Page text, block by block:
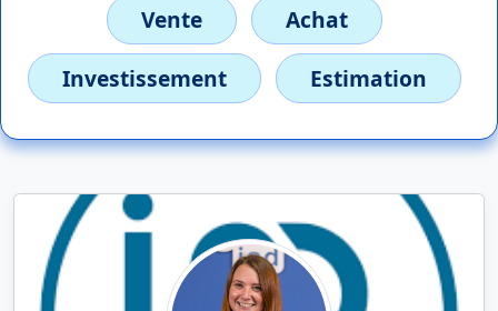
Vente
Achat
Investissement
Estimation